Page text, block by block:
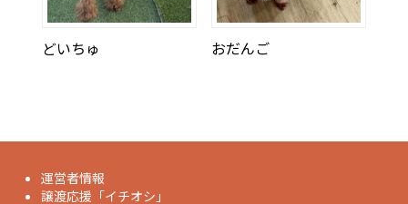
どいちゅ おだんご
運営者情報
譲渡応援「イチオシ」